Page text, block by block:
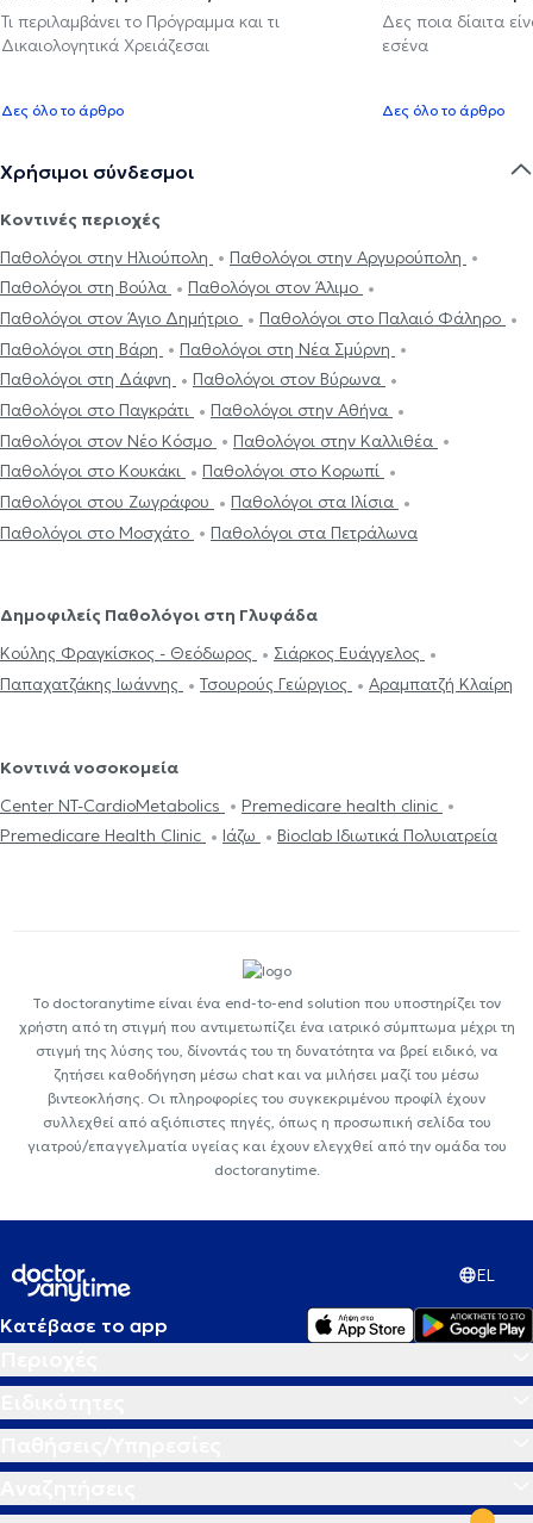
Τι περιλαμβάνει το Πρόγραμμα και τι
Δικαιολογητικά Χρειάζεσαι
Δες όλο το άρθρο
Δες ποια δίαιτα
εσένα
Δες όλο το άρθρο
Χρήσιμοι σύνδεσμοι
Κοντινές περιοχές
Παθολόγοι στην Ηλιούπολη
Παθολόγοι στην Αργυρούπολη
Παθολόγοι στη Βούλα
Παθολόγοι στον Άλιμο
Παθολόγοι στον Άγιο Δημήτριο
Παθολόγοι στο Παλαιό Φάληρο
Παθολόγοι στη Βάρη
Παθολόγοι στη Νέα Σμύρνη
Παθολόγοι στη Δάφνη
Παθολόγοι στον Βύρωνα
Παθολόγοι στο Παγκράτι
Παθολόγοι στην Αθήνα
Παθολόγοι στον Νέο Κόσμο
Παθολόγοι στην Καλλιθέα
Παθολόγοι στο Κουκάκι
Παθολόγοι στο Κορωπί
Παθολόγοι στου Ζωγράφου
Παθολόγοι στα Ιλίσια
Παθολόγοι στο Μοσχάτο
Παθολόγοι στα Πετράλωνα
Δημοφιλείς Παθολόγοι στη Γλυφάδα
Κούλης Φραγκίσκος - Θεόδωρος
Σιάρκος Ευάγγελος
Παπαχατζάκης Ιωάννης
Τσουρούς Γεώργιος Αραμπατζή Κλαίρη
Κοντινά νοσοκομεία
Center NT-CardioMetabolics
Premedicare health clinic
Premedicare Health Clinic
Ιάζω Bioclab Ιδιωτικά Πολυιατρεία
Το doctoranytime είναι ένα end-to-end solution που υποστηρίζει τον
χρήστη από τη στιγμή που αντιμετωπίζει ένα ιατρικό σύμπτωμα μέχρι τη
στιγμή της λύσης του, δίνοντάς του τη δυνατότητα να βρεί ειδικό, να
ζητήσει καθοδήγηση μέσω chat και να μιλήσει μαζί του μέσω
βιντεοκλήσης. Οι πληροφορίες του συγκεκριμένου προφίλ έχουν
συλλεχθεί από αξιόπιστες πηγές, όπως η προσωπική σελίδα του
γιατρού/επαγγελματία υγείας και έχουν ελεγχθεί από την ομάδα του
doctoranytime.
EL
Κατέβασε το app